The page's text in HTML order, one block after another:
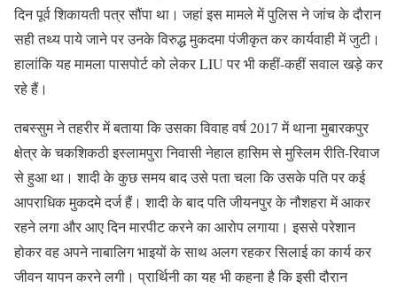
दिन पूर्व शिकायती पत्र सौंपा था। जहां इस मामले में पुलिस ने जांच के दौरान
सही तथ्य पाये जाने पर उनके विरुद्ध मुकदमा पंजीकृत कर कार्यवाही में जुटी।
हालांकि यह मामला पासपोर्ट को लेकर LIU पर भी कहीं-कहीं सवाल खड़े कर
रहे हैं।
तबस्सुम ने तहरीर में बताया कि उसका विवाह वर्ष 2017 में थाना मुबारकपुर
क्षेत्र के चकशिकठी इस्लामपुरा निवासी नेहाल हासिम से मुस्लिम रीति-रिवाज
से हुआ था। शादी के कुछ समय बाद उसे पता चला कि उसके पति पर कई
आपराधिक मुकदमे दर्ज हैं। शादी के बाद पति जीयनपुर के नौशहरा में आकर
रहने लगा और आए दिन मारपीट करने का आरोप लगाया। इससे परेशान
होकर वह अपने नाबालिग भाइयों के साथ अलग रहकर सिलाई का कार्य कर
जीवन यापन करने लगी। प्रार्थिनी का यह भी कहना है कि इसी दौरान